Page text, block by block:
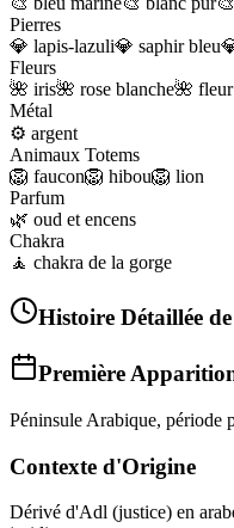
Pierres
💎 lapis-lazuli💎 saphir bleu
Fleurs
🌺 iris🌺 rose blanche🌺
Métal
⚙️ argent
Animaux Totems
🦁 faucon🦁 hibou🦁 lion
Parfum
🌿 oud et encens
Chakra
🧘 chakra de la gorge
Histoire Détaillée de
Première
Péninsule Arabique, période
Contexte d'Origine
Dérivé d'Adl (justice) en